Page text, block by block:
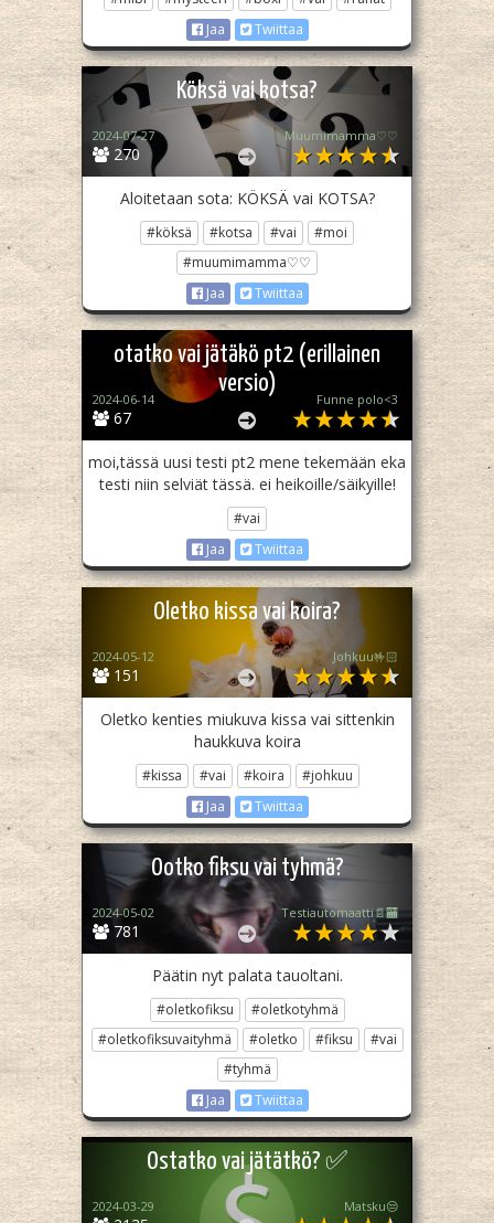
Jaa
Twiittaa
Köksä vai kotsa?
270
2024-07-27 Muumimamma♡♡
Aloitetaan sota: KÖKSÄ vai KOTSA?
#köksä #kotsa #vai
#moi
#muumimamma♡♡
Jaa
Twiittaa
otatko vai jätäkö pt2 (erillainen
versio)
67
2024-06-14 Funne polo<3
moi,tässä uusi testi pt2 mene tekemään eka
testi niin selviät tässä. ei heikoille/säikyille!
#vai
Jaa
Twiittaa
Oletko kissa vai koira?
151
2024-05-12 Johkuu🤟🏻
Oletko kenties miukuva kissa vai sittenkin
haukkuva koira
#kissa #vai #koira
#johkuu
Jaa
Twiittaa
Ootko fiksu vai tyhmä?
781
2024-05-02 Testiautomaatti📄🏧
Päätin nyt palata tauoltani.
#oletkofiksu
#oletkotyhmä
#oletkofiksuvaityhmä
#oletko #fiksu
#vai
#tyhmä
Jaa
Twiittaa
Ostatko vai jätätkö? ✅
2024-03-29 Matsku😒